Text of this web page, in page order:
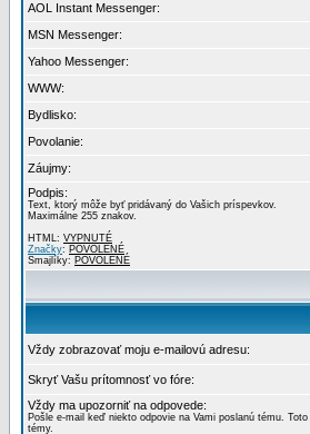
AOL Instant Messenger:
MSN Messenger:
Yahoo Messenger:
WWW:
Bydlisko:
Povolanie:
Záujmy:
Podpis:
Text, ktorý môže byť pridávaný do Vašich príspevkov.
Maximálne 255 znakov.
HTML: VYPNUTÉ
Značky: POVOLENÉ
Smajlíky: POVOLENÉ
Vždy zobrazovať moju e-mailovú adresu:
Skryť Vašu prítomnosť vo fóre:
Vždy ma upozorniť na odpovede:
Pošle e-mail keď niekto odpovie na Vami poslanú tému.
témy.